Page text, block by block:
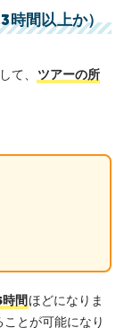
時間以上か）
て、
ツアーの所
間ほどになりま
とが可能になり